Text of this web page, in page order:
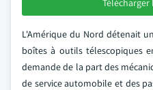
Télécharger
L'Amérique du Nord détenait
boîtes à outils télescopiques
demande de la part des
de service automobile et des